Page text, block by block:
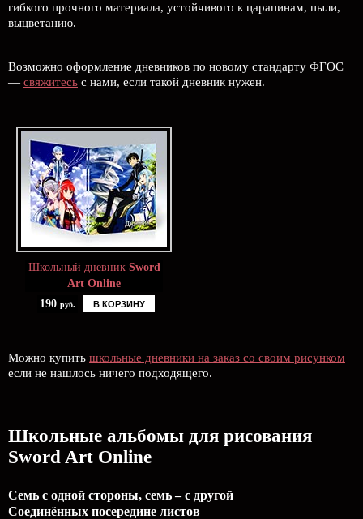
гибкого прочного материала, устойчивого к царапинам, пыли,
выцветанию.
Возможно оформление дневников по новому стандарту ФГОС
— свяжитесь с нами, если такой дневник нужен.
Школьный дневник Sword
Art Online
190 руб. В КОРЗИНУ
Можно купить школьные дневники на заказ со своим рисунком
если не нашлось ничего подходящего.
Школьные альбомы для рисования
Sword Art Online
Семь с одной стороны, семь – с другой
Соединённых посередине листов